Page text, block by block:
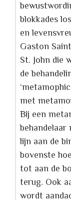
blokkades
en
Gaston
St. John die
de
met
Bij een
behandelaar
lijn aan de
bovenste
tot aan de
terug. Ook
wordt